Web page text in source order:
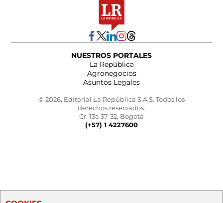
NUESTROS PORTALES
La República
Agronegocios
Asuntos Legales
© 2026, Editorial La República S.A.S. Todos los
derechos reservados.
Cr. 13a 37-32, Bogotá
(+57) 1 4227600